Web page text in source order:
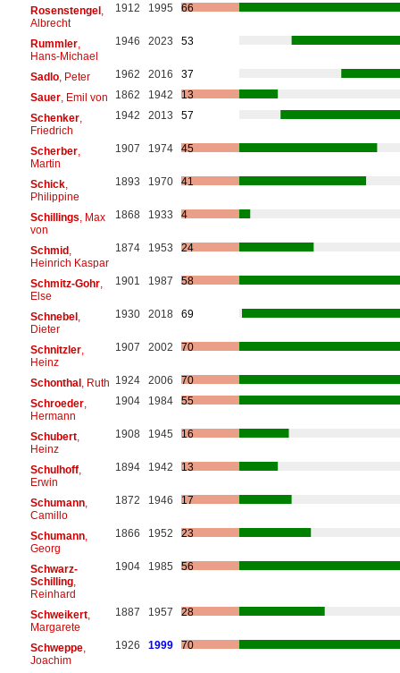
Rosenstengel,
Albrecht
1912 1995 66
Rummler,
Hans-Michael
1946 2023 53
Sadlo, Peter 1962 2016
37
Sauer, Emil von 1862 1942
13
Schenker,
Friedrich
1942 2013 57
Scherber,
Martin
1907 1974 45
Schick,
Philippine
1893 1970 41
Schillings , Max
von
1868 1933 4
Schmid,
Heinrich Kaspar
1874 1953 24
Schmitz-Gohr,
Else
1901 1987 58
Schnebel,
Dieter
1930 2018 69
Schnitzler,
Heinz
1907 2002 70
Schonthal, Ruth 1924 2006
70
Schroeder,
Hermann
1904 1984 55
Schubert,
Heinz
1908 1945 16
Schulhoff,
Erwin
1894 1942 13
Schumann,
Camillo
1872 1946 17
Schumann,
Georg
1866 1952 23
Schwarz-
Schilling,
Reinhard
1904 1985 56
Schweikert,
Margarete
1887 1957 28
Schweppe,
Joachim
1926 1999 70